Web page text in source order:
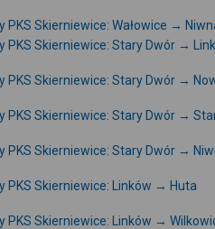
PKS Skierniewice: Wałowice →
PKS Skierniewice: Stary Dwór →
PKS Skierniewice: Stary Dwór →
PKS Skierniewice: Stary Dwór →
PKS Skierniewice: Stary Dwór →
PKS Skierniewice: Linków → Huta
PKS Skierniewice: Linków →